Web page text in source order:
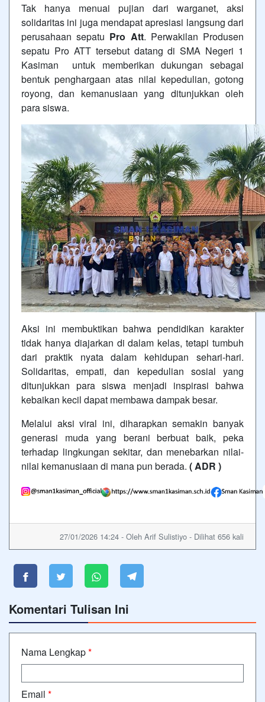
Tak hanya menuai pujian dari warganet, aksi
solidaritas ini juga mendapat apresiasi langsung dari
perusahaan sepatu Pro Att. Perwakilan Produsen
sepatu Pro ATT tersebut datang di SMA Negeri 1
Kasiman untuk memberikan dukungan sebagai
bentuk penghargaan atas nilai kepedulian, gotong
royong, dan kemanusiaan yang ditunjukkan oleh
para siswa.
Aksi ini membuktikan bahwa pendidikan karakter
tidak hanya diajarkan di dalam kelas, tetapi tumbuh
dari praktik nyata dalam kehidupan sehari-hari.
Solidaritas, empati, dan kepedulian sosial yang
ditunjukkan para siswa menjadi inspirasi bahwa
kebaikan kecil dapat membawa dampak besar.
Melalui aksi viral ini, diharapkan semakin banyak
generasi muda yang berani berbuat baik, peka
terhadap lingkungan sekitar, dan menebarkan nilai-
nilai kemanusiaan di mana pun berada. ( ADR )
27/01/2026 14:24 - Oleh Arif Sulistiyo - Dilihat 656 kali
Komentari Tulisan Ini
Nama Lengkap*
Email *